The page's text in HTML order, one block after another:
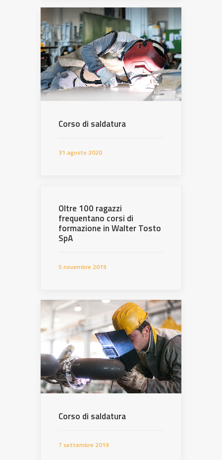
Corso di saldatura
31 agosto 2020
Oltre 100 ragazzi
frequentano corsi di
formazione in Walter Tosto
SpA
5 novembre 2019
Corso di saldatura
7 settembre 2019